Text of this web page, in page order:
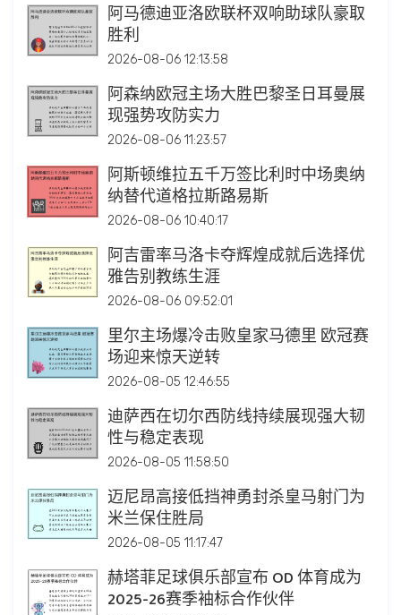
阿马德迪亚洛欧联杯双响助球队豪取
胜利
2026-08-06 12:13:58
阿森纳欧冠主场大胜巴黎圣日耳曼展
现强势攻防实力
2026-08-06 11:23:57
阿斯顿维拉五千万签比利时中场奥纳
纳替代道格拉斯路易斯
2026-08-06 10:40:17
阿吉雷率马洛卡夺辉煌成就后选择优
雅告别教练生涯
2026-08-06 09:52:01
里尔主场爆冷击败皇家马德里 欧冠赛
场迎来惊天逆转
2026-08-05 12:46:55
迪萨西在切尔西防线持续展现强大韧
性与稳定表现
2026-08-05 11:58:50
迈尼昂高接低挡神勇封杀皇马射门为
米兰保住胜局
2026-08-05 11:17:47
赫塔菲足球俱乐部宣布 OD 体育成为
2025-26赛季袖标合作伙伴